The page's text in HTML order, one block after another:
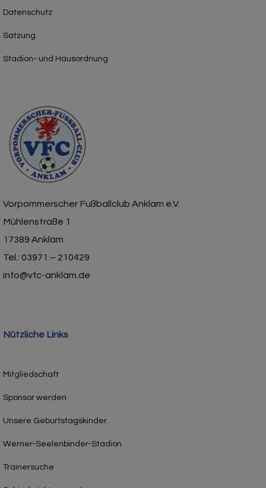
Datenschutz
Satzung
Stadion- und Hausordnung
Vorpommerscher Fußballclub Anklam e.V.
Mühlenstraße 1
17389 Anklam
Tel.: 03971 – 210429
info@vfc-anklam.de
Nützliche Links
Mitgliedschaft
Sponsor werden
Unsere Geburtstagskinder
Werner-Seelenbinder-Stadion
Trainersuche